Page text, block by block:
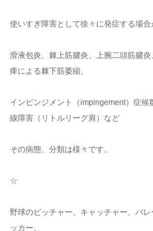
使いすぎ障害として徐々に発症する場合
滑液包炎、棘上筋腱炎、上腕二頭筋腱
痺による棘下筋萎縮、
インピンジメント（impingement）症候
線障害（リトルリーグ肩）など
その病態、分類は様々です。
☆
野球のピッチャー、キャッチャー、バレ
ッカー、